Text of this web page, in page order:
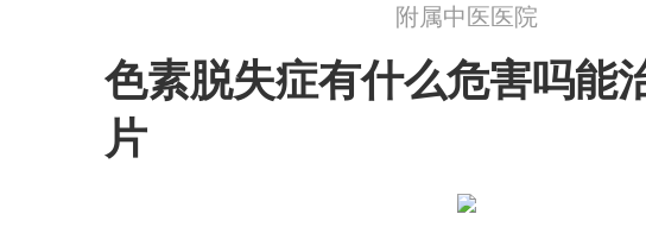
附属中医医院
色素脱失症有什么危害吗能
片